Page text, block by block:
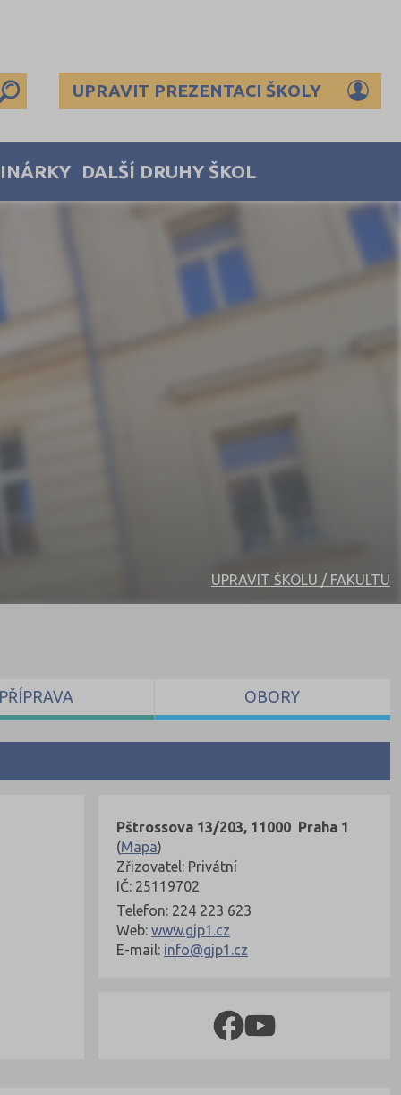
UPRAVIT PREZENTACI ŠKOLY
DALŠÍ DRUHY ŠKOL
UPRAVIT ŠKOLU / FAKULTU
Pštrossova 13/203, 11000 Praha 1
(Mapa)
Zřizovatel: Privátní
IČ: 25119702
Telefon: 224 223 623
Web: www.gjp1.cz
E-mail: info@gjp1.cz
OBORY